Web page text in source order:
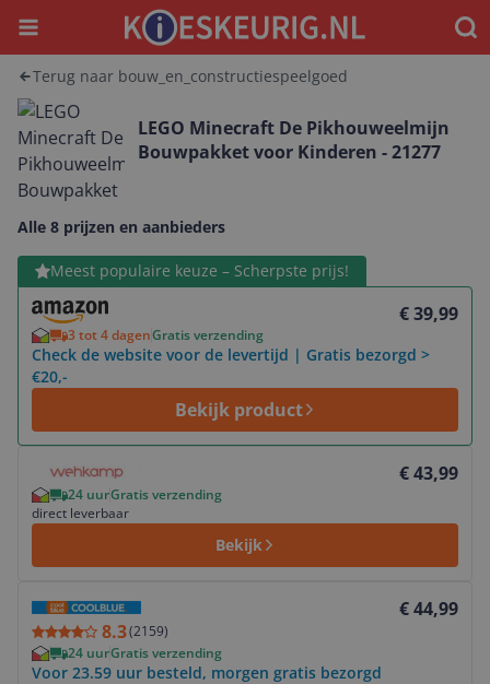
Menu
Terug naar bouw_en_constructiespeelgoed
LEGO Minecraft De Pikhouweelmijn
Bouwpakket voor Kinderen - 21277
Alle 8 prijzen en aanbieders
Meest populaire keuze – Scherpste prijs!
€ 39,99
3 tot 4 dagenGratis verzending
Check de website voor de levertijd | Gratis bezorgd >
€20,-
Bekijk product
Bekijk product
€ 43,99
24 uurGratis verzending
direct leverbaar
Bekijk
8.3(2159)
€ 44,99
24 uurGratis verzending
Voor 23.59 uur besteld, morgen gratis bezorgd